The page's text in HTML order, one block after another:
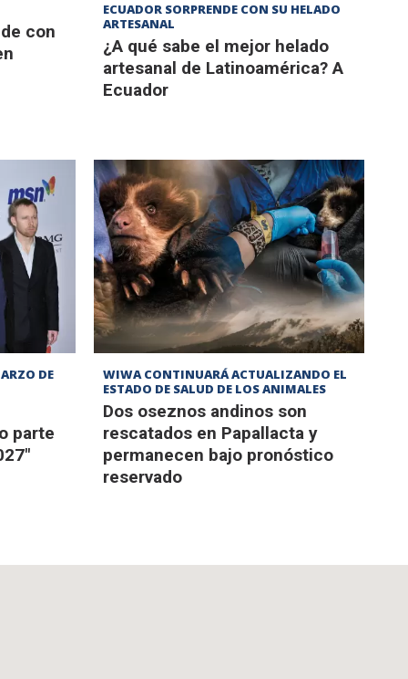
con
ECUADOR SORPRENDE CON SU HELADO
ARTESANAL
¿A qué sabe el mejor helado
artesanal de Latinoamérica? A
Ecuador
DE
parte
WIWA CONTINUARÁ ACTUALIZANDO EL
ESTADO DE SALUD DE LOS ANIMALES
Dos oseznos andinos son
rescatados en Papallacta y
permanecen bajo pronóstico
reservado